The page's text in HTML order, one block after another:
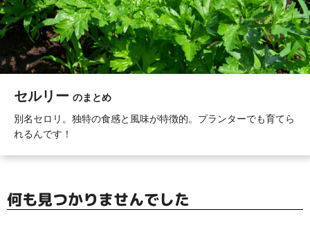
ッ
プ
セルリー のまとめ
別名セロリ。独特の食感と風味が特徴的。プランターでも育てら
れるんです！
何も見つかりませんでした